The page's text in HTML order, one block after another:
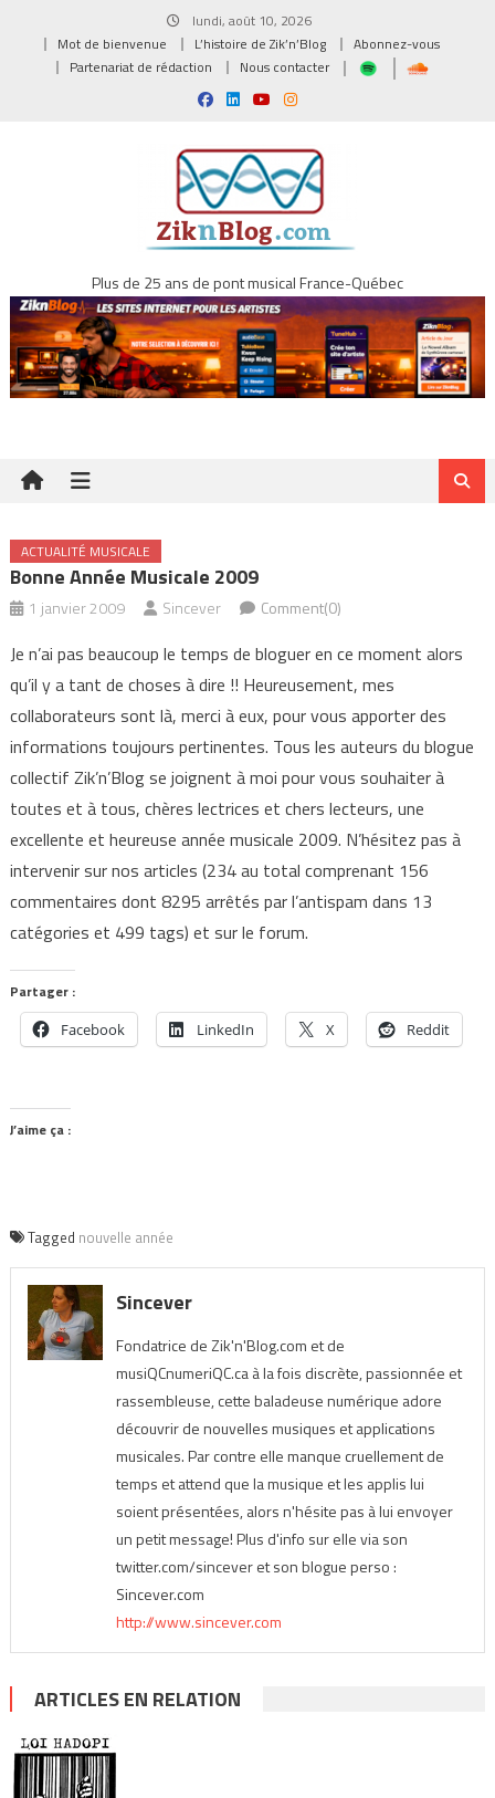
lundi, août 10, 2026
Mot de bienvenue
L’histoire de Zik’n’Blog
Abonnez-vous
Partenariat de rédaction
Nous contacter
Plus de 25 ans de pont musical France-Québec
ACTUALITÉ MUSICALE
Bonne Année Musicale 2009
1 janvier 2009 Sincever Comment(0)
Je n’ai pas beaucoup le temps de bloguer en ce moment alors
qu’il y a tant de choses à dire !! Heureusement, mes
collaborateurs sont là, merci à eux, pour vous apporter des
informations toujours pertinentes. Tous les auteurs du blogue
collectif Zik’n’Blog se joignent à moi pour vous souhaiter à
toutes et à tous, chères lectrices et chers lecteurs, une
excellente et heureuse année musicale 2009. N’hésitez pas à
intervenir sur nos articles (234 au total comprenant 156
commentaires dont 8295 arrêtés par l’antispam dans 13
catégories et 499 tags) et sur le forum.
Partager :
Facebook LinkedIn X Reddit
J’aime ça :
Tagged nouvelle année
Sincever
Fondatrice de Zik'n'Blog.com et de
musiQCnumeriQC.ca à la fois discrète, passionnée et
rassembleuse, cette baladeuse numérique adore
découvrir de nouvelles musiques et applications
musicales. Par contre elle manque cruellement de
temps et attend que la musique et les applis lui
soient présentées, alors n'hésite pas à lui envoyer
un petit message! Plus d'info sur elle via son
twitter.com/sincever et son blogue perso :
Sincever.com
http://www.sincever.com
ARTICLES EN RELATION